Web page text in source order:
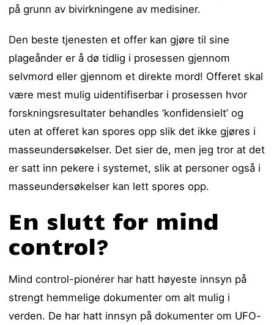
på grunn av bivirkningene av medisiner.
Den beste tjenesten et offer kan gjøre til sine
plageånder er å dø tidlig i prosessen gjennom
selvmord eller gjennom et direkte mord! Offeret skal
være mest mulig uidentifiserbar i prosessen hvor
forskningsresultater behandles ’konfidensielt’ og
uten at offeret kan spores opp slik det ikke gjøres i
masseundersøkelser. Det sier de, men jeg tror at det
er satt inn pekere i systemet, slik at personer også i
masseundersøkelser kan lett spores opp.
En slutt for mind
control?
Mind control-pionérer har hatt høyeste innsyn på
strengt hemmelige dokumenter om alt mulig i
verden. De har hatt innsyn på dokumenter om UFO-